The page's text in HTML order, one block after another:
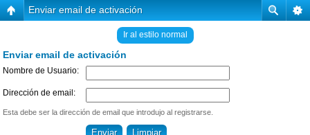
Enviar email de activación
Ir al estilo normal
Enviar email de activación
Nombre de Usuario:
Dirección de email:
Esta debe ser la dirección de email que introdujo al registrarse.